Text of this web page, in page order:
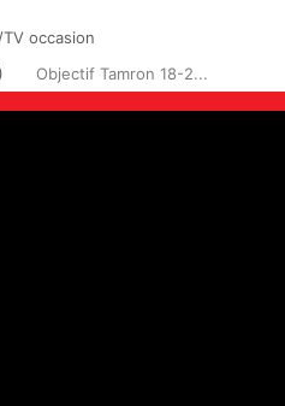
occasion
Objectif Tamron 18-2...